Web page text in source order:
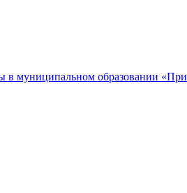
муниципальном образовании